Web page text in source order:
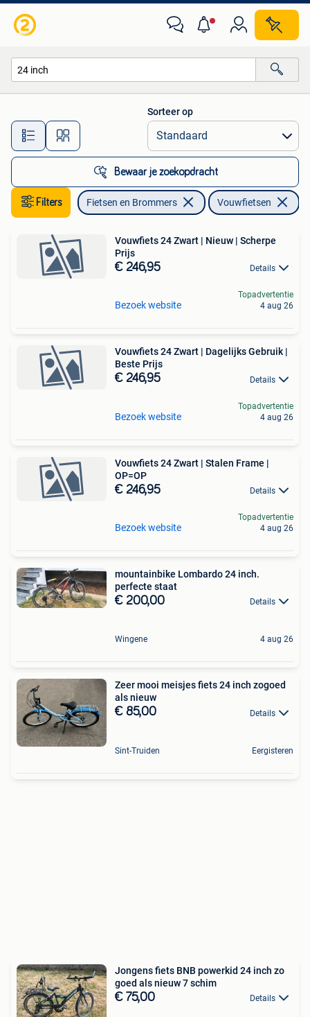
Alle afstanden…
Sorteer op
Bewaar je zoekopdracht
Filters Fietsen en Brommers Vouwfietsen
Vouwfiets 24 Zwart | Nieuw | Scherpe
Prijs
€ 246,95 Details
Bezoek website
Topadvertentie
4 aug 26
Vouwfiets 24 Zwart | Dagelijks Gebruik |
Beste Prijs
€ 246,95 Details
Bezoek website
Topadvertentie
4 aug 26
Vouwfiets 24 Zwart | Stalen Frame |
OP=OP
€ 246,95 Details
Bezoek website
Topadvertentie
4 aug 26
mountainbike Lombardo 24 inch.
perfecte staat
€ 200,00 Details
Wingene 4 aug 26
Zeer mooi meisjes fiets 24 inch zogoed
als nieuw
€ 85,00 Details
Sint-Truiden Eergisteren
Jongens fiets BNB powerkid 24 inch zo
goed als nieuw 7 schim
€ 75,00 Details